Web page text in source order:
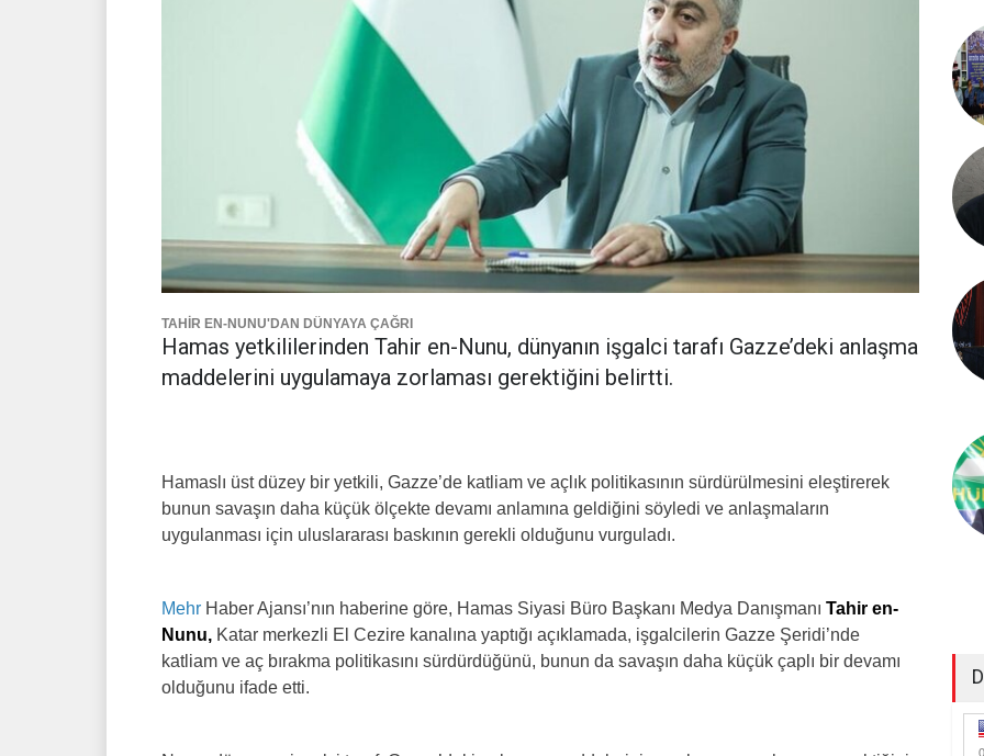
TAHİR EN-NUNU'DAN DÜNYAYA ÇAĞRI
Hamas yetkililerinden Tahir en-Nunu, dünyanın işgalci tarafı Gazze’deki anlaşma
maddelerini uygulamaya zorlaması gerektiğini belirtti.
Hamaslı üst düzey bir yetkili, Gazze’de katliam ve açlık politikasının sürdürülmesini eleştirerek
bunun savaşın daha küçük ölçekte devamı anlamına geldiğini söyledi ve anlaşmaların
uygulanması için uluslararası baskının gerekli olduğunu vurguladı.
Mehr Haber Ajansı’nın haberine göre, Hamas Siyasi Büro Başkanı Medya Danışmanı Tahir en-
Nunu, Katar merkezli El Cezire kanalına yaptığı açıklamada, işgalcilerin Gazze Şeridi’nde
katliam ve aç bırakma politikasını sürdürdüğünü, bunun da savaşın daha küçük çaplı bir devamı
olduğunu ifade etti.